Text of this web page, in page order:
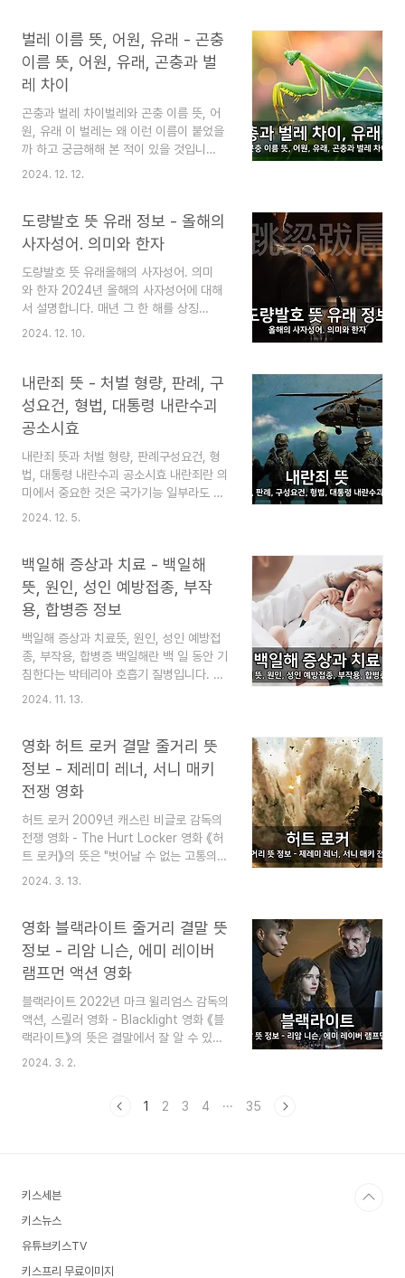
김정련 김정련, 타벽통보법 - 서대문형무
소의 도산 안창호와 김정련[김정련, 타벽통
보법 - 서대문형무소의 도산 안창호와 김
정련..
을 늘려 보길 바랍니다. 24절기 중 대설
과 소한 사이에 있으며, 밤이 가장 긴 날입
니다. 이 말은 다시 생각하면 동지부터
는 다시 낮이 길어지기 시작한다는 뜻입니
다. 그래서 아주 옛날에는 동지도 설날처
럼 여기기도 했다고 합니다. 그럼 이제 설
명을 시작하겠습니다. 이 블로그는 "심심
운영됩니다. 즐겨찾기(북마크) 해 놓으면
자 뜻, 날짜, 팥죽 먹는 이유, 풍습 동지 한
자 뜻과 날짜 ..
벌레 이름 뜻, 어원, 유래 - 곤충
이름 뜻, 어원, 유래, 곤충과 벌
레 차이
곤충과 벌레 차이벌레와 곤충 이름 뜻, 어
원, 유래 이 벌레는 왜 이런 이름이 붙었을
까 하고 궁금해해 본 적이 있을 것입니
다. 그래서 곤충과 벌레 이름이 만들어
에 다 적을 수는 없고, 흔히 볼 수 있는 벌
레를 기준으로 작성했습니다. 그런데, 말
다. 그래서 혼동을 하거나 착각을 하는 경
우도 종종 있습니다. 그러므로 가장 많
이 오가는 설이나 기록을 기준으로 작성합
니다. 100% 확인이 안 되면 가장 가까
운영됩니다. 즐겨찾기(북마크) 해 놓으면
심심할 때 좋습니다. 벌레 이름 뜻, 어
원, 유래 - 곤충..
2024. 12. 12.
도량발호 뜻 유래 정보 - 올해의
사자성어. 의미와 한자
도량발호 뜻 유래올해의 사자성어. 의미
와 한자 2024년 올해의 사자성어에 대해
서 설명합니다. 매년 그 한 해를 상징
할 수 있는 네 글자 한자가 발표되곤 하는
습니다. 이 글에서는 1위로 뽑힌 네 글
자 한자와 2위로 뽑힌 네 글자 한자룰 설명
합니다. 한자말의 한자 구성, 뜻, 유래, 의
미를 설명하겠습니다. 올해의 사자성어
의 정보와 지식까지 알 수 있다면 도움
이 될 것입니다. 이 블로그는 "심심할 때
잡지처럼 읽는 지식"이라는 목적으로 운영
할 때 좋습니다. 도량발호 뜻 유래 정
치, 도량발호 뜻과 의미 전국 대학교
수 1,086명이 뽑은 202..
2024. 12. 10.
내란죄 뜻 - 처벌 형량, 판례, 구
성요건, 형법, 대통령 내란수괴
공소시효
내란죄 뜻과 처벌 형량, 판례구성요건, 형
법, 대통령 내란수괴 공소시효 내란죄란 의
미에서 중요한 것은 국가기능 일부라도 마
비시키고 국헌문란이 있었냐는 것입니
을 초래했다면 그것이 바로 내란죄의 진정
한 뜻이라고 생각합니다. 그래서 헌법과 형
법에서 정한 구성요건과 내란수괴 공소시
효 등을 확인해 봅니다. 이를 통해서 과거
의 판례와 법에서 정한 처벌 형량, 구성요
건 등에 대해서도 동시에 설명합니다. 이것
을 이해하면 2024년 비상계엄령이 내란
겨찾기(북마크) 해 놓으면 심심할 때 좋습
니다. 내란죄 뜻 - 처..
2024. 12. 5.
백일해 증상과 치료 - 백일해
뜻, 원인, 성인 예방접종, 부작
용, 합병증 정보
백일해 증상과 치료뜻, 원인, 성인 예방접
종, 부작용, 합병증 백일해란 백 일 동안 기
침한다는 박테리아 호흡기 질병입니다. 한
동안 백일해는 거의 사라지는 질병인 줄 알
니다. 특히 아이들에게 위험하므로 조심해
야 합니다. 그래서 백일해의 원인과 증상
을 알아보고, 어떻게 예방접종을 해야 하는
지, 아기뿐 아니라 임산부와 가족, 성인들
은 어떻게 해야 하는지를 설명하려고 합니
다. 더불어서 백일해의 치료와 후유증, 합
병증 등도 함께 알아봅니다. 이 블로그는
과 치료 - 백일해 뜻, 원인, 성인 예방접
종, 부작용, ..
2024. 11. 13.
영화 허트 로커 결말 줄거리 뜻
정보 - 제레미 레너, 서니 매키
전쟁 영화
허트 로커 2009년 캐스린 비글로 감독의
전쟁 영화 - The Hurt Locker 영화 《허
트 로커》의 뜻은 "벗어날 수 없는 고통의
시간"이라는 의미입니다. 영화의 줄거리는
괴롭히기 시작합니다. 이 과정을 잘 묘사했
기에 이 영화가 잘 만든 영화라는 평가를
받는 것입니다. 제레미 레너, 서니 매키, 브
라이언 게러티가 출연했으며, 제82회 아카
데미 시상식에서 6개의 상을 휩쓸었습니
다. (이 글은 영화 허트 로커의 줄거리, 결
말, 뜻, 정보의 스포일러가 있습니다) 이 블
글 블랙 호크 다운 결말, 줄거..
2024. 3. 13.
영화 블랙라이트 줄거리 결말 뜻
정보 - 리암 니슨, 에미 레이버
램프먼 액션 영화
블랙라이트 2022년 마크 윌리엄스 감독의
액션, 스릴러 영화 - Blacklight 영화 《블
랙라이트》의 뜻은 결말에서 잘 알 수 있습
니다. "눈에 보이지 않지만 묵묵히 자신의
등이 나오는 램프를 말합니다. 그래서 빛없
의 줄거리, 결말, 뜻, 정보의 스포일러가 있
습니다) 이 블로그는 "심심할 때 잡지처럼
겨찾기(북마크) 해 놓으면 심심할 때 좋습
니다. 추 천 글 인천상륙작전 영화 결말 줄
2024. 3. 2.
1 2 3 4 ··· 35
키스세븐
키스뉴스
유튜브키스TV
키스프리 무료이미지